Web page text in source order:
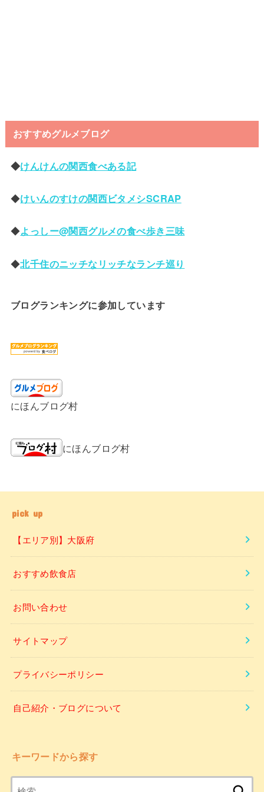
おすすめグルメブログ
◆けんけんの関西食べある記
◆けいんのすけの関西ビタメシSCRAP
◆よっしー@関西グルメの食べ歩き三味
◆北千住のニッチなリッチなランチ巡り
ブログランキングに参加しています
にほんブログ村
にほんブログ村
pick up
【エリア別】大阪府
おすすめ飲食店
お問い合わせ
サイトマップ
プライバシーポリシー
自己紹介・ブログについて
キーワードから探す